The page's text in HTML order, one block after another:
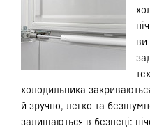
ви
холодильника
й зручно, легко та
залишаються в безпеці: